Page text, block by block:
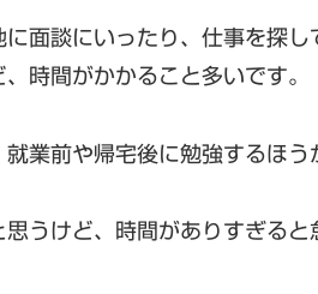
面談にいったり、仕事を探し
時間がかかること多いです。
業前や帰宅後に勉強するほ
うけど、時間がありすぎる